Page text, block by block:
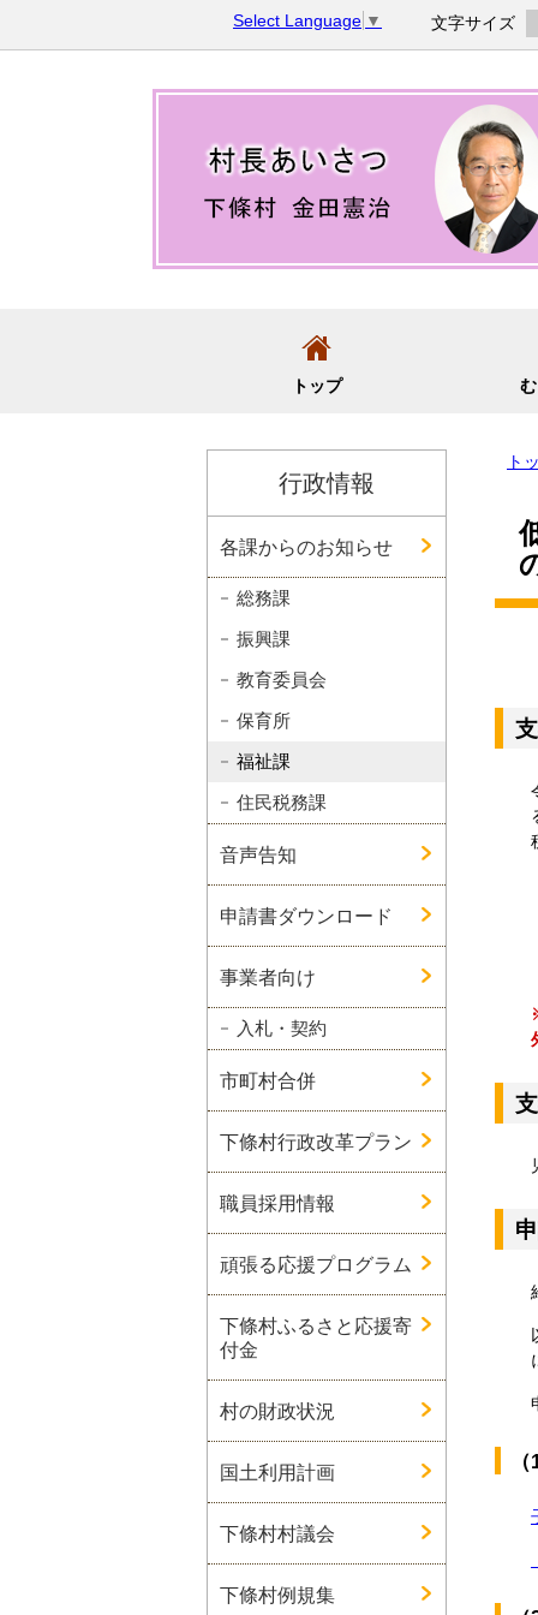
コ
ン
移
Select Language ▼ 文字サイズ
トップ
ト
行政情報
各課からのお知らせ
総務課
振興課
教育委員会
保育所
福祉課
住民税務課
音声告知
申請書ダウンロード
事業者向け
入札・契約
市町村合併
下條村行政改革プラン
職員採用情報
頑張る応援プログラム
下條村ふるさと応援寄
付金
村の財政状況
国土利用計画
下條村村議会
下條村例規集